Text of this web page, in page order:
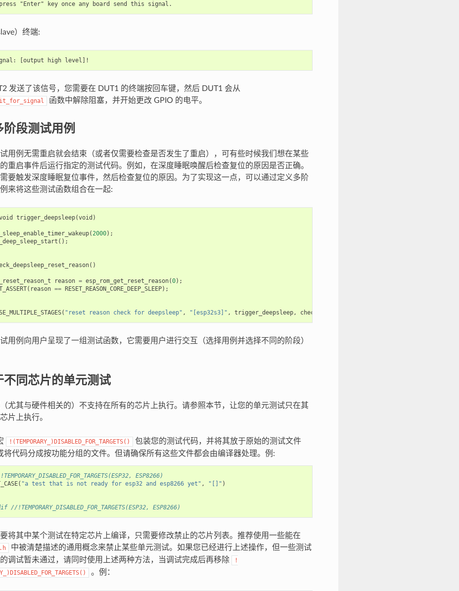
）终端:
发送了该信号，您需要在 DUT1 的终端按回车键，然后 DUT1 会从
函数中解除阻塞，并开始更改 GPIO 的电平。
阶段测试用例
用例无需重启就会结束（或者仅需要检查是否发生了重启），可有些时候我们想在某些
重启事件后运行指定的测试代码。例如，在深度睡眠唤醒后检查复位的原因是否正确。
要触发深度睡眠复位事件，然后检查复位的原因。为了实现这一点，可以通过定义多阶
来将这些测试函数组合在一起:
trigger_deepsleep(void )
(2000);
();
()
reason = esp_rom_get_reset_reason(0);
( reason == RESET_REASON_CORE_DEEP_SLEEP);
( "reset reason check for deepsleep" , "[esp32s3]" , trigger_deepsleep, check_deepsleep_reset_reason
用例向用户呈现了一组测试函数，它需要用户进行交互（选择用例并选择不同的阶段）
不同芯片的单元测试
尤其与硬件相关的）不支持在所有的芯片上执行。请参照本节，让您的单元测试只在其
片上执行。
!(TEMPORARY_)DISABLED_FOR_TARGETS()
包装您的测试代码，并将其放于原始的测试文件
将代码分成按功能分组的文件。但请确保所有这些文件都会由编译器处理。例:
ESP8266)
( "a test that is not ready for esp32 and esp8266 yet" , "[]" )
//!TEMPORARY_DISABLED_FOR_TARGETS(ESP32, ESP8266)
将其中某个测试在特定芯片上编译，只需要修改禁止的芯片列表。推荐使用一些能在
中被清楚描述的通用概念来禁止某些单元测试。如果您已经进行上述操作，但一些测试
调试暂未通过，请同时使用上述两种方法，当调试完成后再移除
!
。例：